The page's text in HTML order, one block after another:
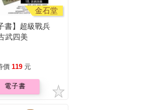
金石堂
書】超級戰兵
武四美
價 119 元
電子書